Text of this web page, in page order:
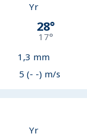
Yr
28°
17°
1,3 mm
5 (- -) m/s
Yr